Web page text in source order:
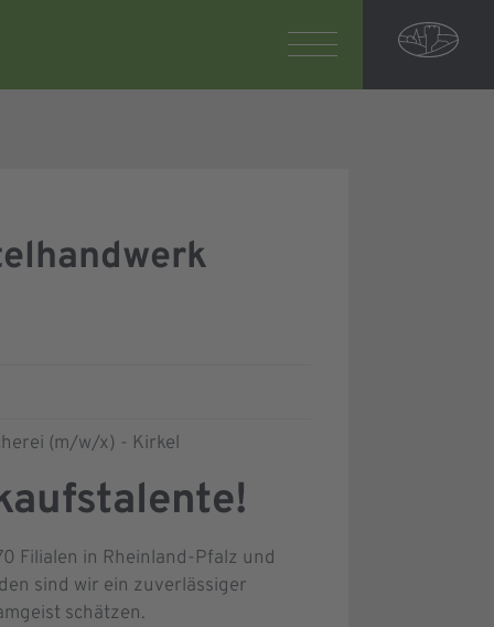
Filialen in Rheinland-Pfalz und
sind wir ein zuverlässiger
schätzen.